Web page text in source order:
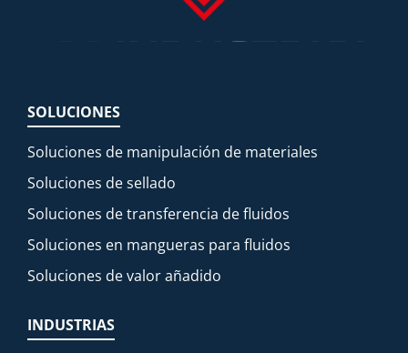
SOLUCIONES
Soluciones de manipulación de materiales
Soluciones de sellado
Soluciones de transferencia de fluidos
Soluciones en mangueras para fluidos
Soluciones de valor añadido
INDUSTRIAS